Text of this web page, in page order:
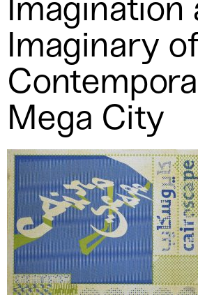
Imagination
Imaginary
Mega City